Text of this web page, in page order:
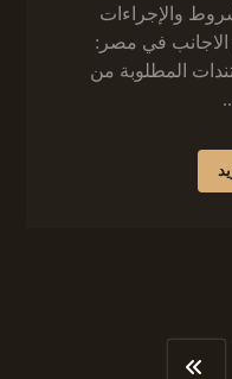
والإجراءات
الاجانب في مصر:
المطلوبة من